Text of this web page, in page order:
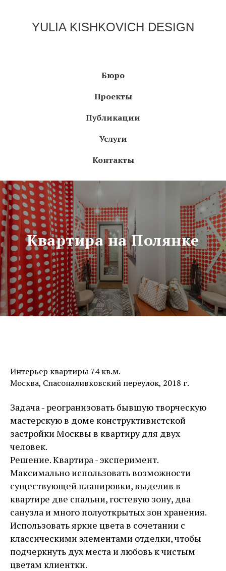
YULIA KISHKOVICH DESIGN
Бюро
Проекты
Публикации
Услуги
Контакты
Квартира на Полянке
Интерьер квартиры 74 кв.м.
Москва, Спасоналивковский переулок, 2018 г.
Задача - реогранизовать бывшую творческую
мастерскую в доме конструктивистской
застройки Москвы в квартиру для двух
человек.
Решение. Квартира - эксперимент.
Максимально использовать возможности
существующей планировки, выделив в
квартире две спальни, гостевую зону, два
санузла и много полуоткрытых зон хранения.
Использовать яркие цвета в сочетании с
классическими элементами отделки, чтобы
подчеркнуть дух места и любовь к чистым
цветам клиентки.